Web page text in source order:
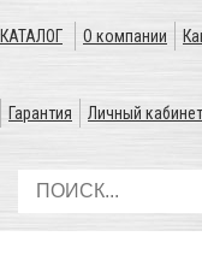
КАТАЛОГ О компании
Гарантия Личный кабинет